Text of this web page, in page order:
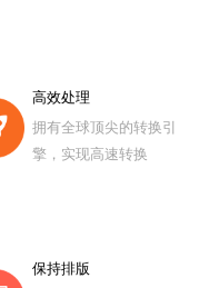
高效处理
拥有全球顶尖的转换引
擎，实现高速转换
保持排版